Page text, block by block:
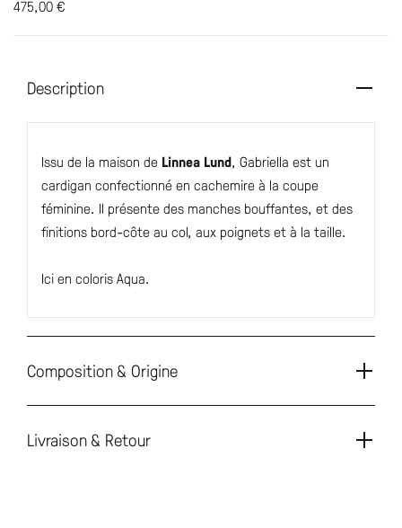
475,00€
Description
Issu de la maison de Linnea Lund, Gabriella est un
cardigan confectionné en cachemire à la coupe
féminine. Il présente des manches bouffantes, et des
finitions bord-côte au col, aux poignets et à la taille.
Ici en coloris Aqua.
Composition & Origine
Livraison & Retour